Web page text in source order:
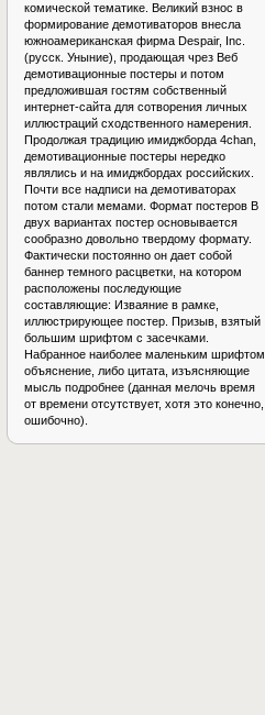
комической тематике. Великий взнос в
формирование демотиваторов внесла
южноамериканская фирма Despair, Inc.
(русск. Уныние), продающая чрез Веб
демотивационные постеры и потом
предложившая гостям собственный
интернет-сайта для сотворения личных
иллюстраций сходственного намерения.
Продолжая традицию имиджборда 4chan,
демотивационные постеры нередко
являлись и на имиджбордах российских.
Почти все надписи на демотиваторах
потом стали мемами. Формат постеров В
двух вариантах постер основывается
сообразно довольно твердому формату.
Фактически постоянно он дает собой
баннер темного расцветки, на котором
расположены последующие
составляющие: Изваяние в рамке,
иллюстрирующее постер. Призыв, взятый
большим шрифтом с засечками.
Набранное наиболее маленьким шрифтом
объяснение, либо цитата, изъясняющие
мысль подробнее (данная мелочь время
от времени отсутствует, хотя это конечно,
ошибочно).